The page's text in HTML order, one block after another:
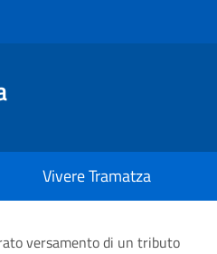
Vivere Tramatza
versamento di un tributo